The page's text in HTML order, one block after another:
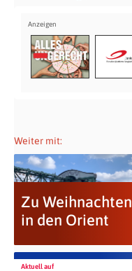
Weiter mit:
Zu Weihnachten
in den Orient
Aktuell auf